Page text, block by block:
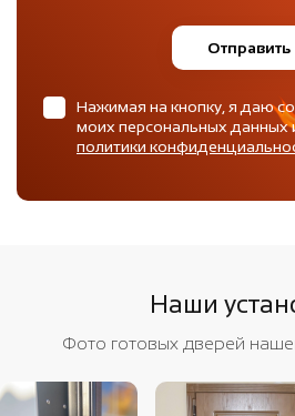
Отправить
Нажимая на кнопку, я даю
моих персональных данных
политики
Наши
Фото готовых дверей